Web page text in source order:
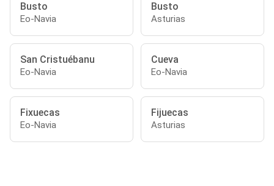
Busto
Eo-Navia
Busto
Asturias
San Cristuébanu
Eo-Navia
Cueva
Eo-Navia
Fixuecas
Eo-Navia
Fijuecas
Asturias